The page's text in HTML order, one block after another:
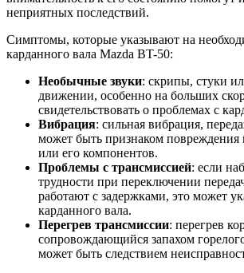
неприятных последствий.
Симптомы, которые указывают на
карданного вала Mazda BT-50:
Необычные звуки: скрипы, стуки
движении, особенно на больших
свидетельствовать о проблемах с
Вибрация: сильная вибрация,
может быть признаком повреждения
или его компонентов.
Проблемы с трансмиссией: если
трудности при переключении
работают с задержками, это может
карданного вала.
Перегрев трансмиссии: перегрев
сопровождающийся запахом
может быть следствием